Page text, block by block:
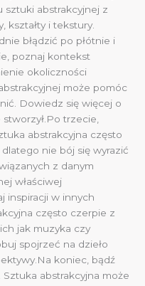
sztuki abstrakcyjnej z
kształty i tekstury.
błądzić po płótnie i
poznaj kontekst
okoliczności
może pomóc
Dowiedz się więcej o
trzecie,
abstrakcyjna często
nie bój się wyrazić
z danym
właściwej
inspiracji w innych
często czerpie z
jak muzyka czy
spojrzeć na dzieło
koniec, bądź
abstrakcyjna może